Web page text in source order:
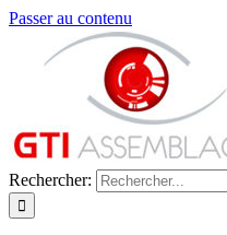
Passer au contenu
Rechercher: